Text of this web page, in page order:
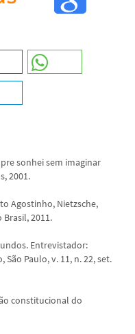
sonhei sem imaginar
2001.
Agostinho, Nietzsche,
Brasil, 2011.
Entrevistador:
São Paulo, v. 11, n. 22, set.
constitucional do